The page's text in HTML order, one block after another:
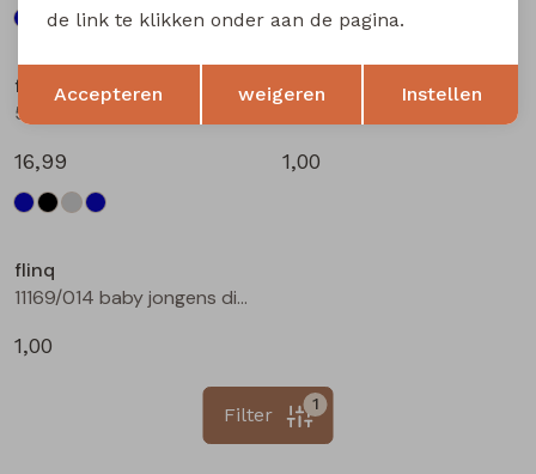
flinq
16,99
flinq
1,00
flinq
11169/014 baby jongens diversen bleu
1,00
1
Filter
Terug Opslaan
de link te klikken onder aan de pagina.
Accepteren weigeren Instellen